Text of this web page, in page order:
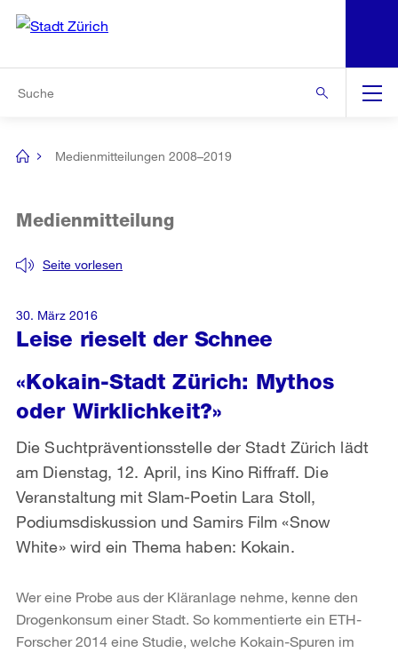
Navigation
[no
Medienmitteilungen 2008–2019
Leise rieselt der Schnee
Seite vorlesen
Medienmitteilung
«Kokain-Stadt Zürich: Mythos
oder Wirklichkeit?»
Die Suchtpräventionsstelle der Stadt Zürich lädt
am Dienstag, 12. April, ins Kino Riffraff. Die
Veranstaltung mit Slam-Poetin Lara Stoll,
Podiumsdiskussion und Samirs Film «Snow
White» wird ein Thema haben: Kokain.
30. März 2016
Wer eine Probe aus der Kläranlage nehme, kenne den
Drogenkonsum einer Stadt. So kommentierte ein ETH-
Forscher 2014 eine Studie, welche Kokain-Spuren im